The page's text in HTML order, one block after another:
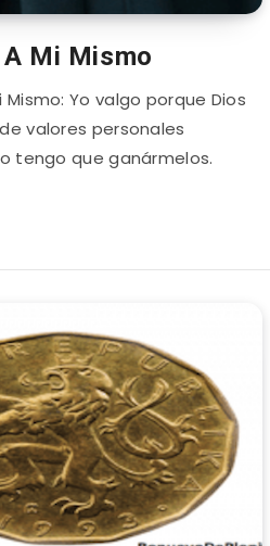
Mi Mismo
Mismo: Yo valgo porque Dios
valores personales
tengo que ganármelos.